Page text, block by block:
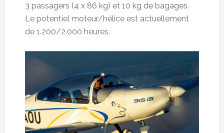
3 passagers (4 x 86 kg) et 10 kg de bagages.
Le potentiel moteur/hélice est actuellement
de 1.200/2.000 heures.